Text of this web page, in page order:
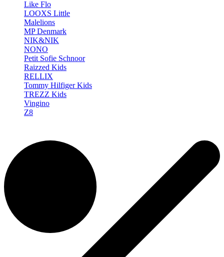
Like Flo
LOOXS Little
Malelions
MP Denmark
NIK&NIK
NONO
Petit Sofie Schnoor
Raizzed Kids
RELLIX
Tommy Hilfiger Kids
TREZZ Kids
Vingino
Z8